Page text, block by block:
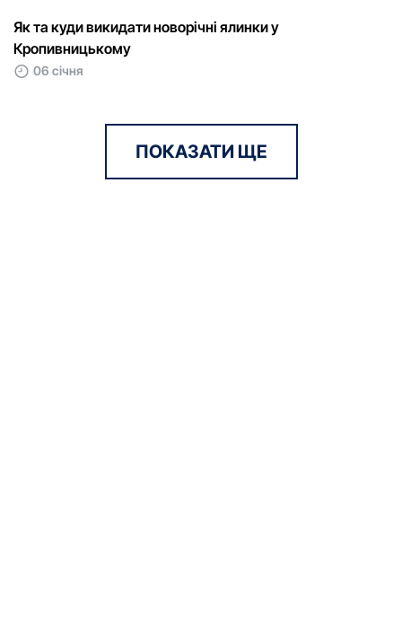
Як та куди викидати новорічні ялинки у
Кропивницькому
06 січня
ПОКАЗАТИ ЩЕ